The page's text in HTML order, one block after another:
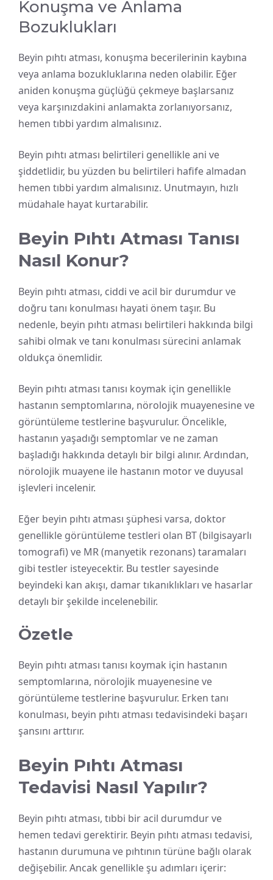
Konuşma ve Anlama
Bozuklukları
Beyin pıhtı atması, konuşma becerilerinin kaybına
veya anlama bozukluklarına neden olabilir. Eğer
aniden konuşma güçlüğü çekmeye başlarsanız
veya karşınızdakini anlamakta zorlanıyorsanız,
hemen tıbbi yardım almalısınız.
Beyin pıhtı atması belirtileri genellikle ani ve
şiddetlidir, bu yüzden bu belirtileri hafife almadan
hemen tıbbi yardım almalısınız. Unutmayın, hızlı
müdahale hayat kurtarabilir.
Beyin Pıhtı Atması Tanısı
Nasıl Konur?
Beyin pıhtı atması, ciddi ve acil bir durumdur ve
doğru tanı konulması hayati önem taşır. Bu
nedenle, beyin pıhtı atması belirtileri hakkında bilgi
sahibi olmak ve tanı konulması sürecini anlamak
oldukça önemlidir.
Beyin pıhtı atması tanısı koymak için genellikle
hastanın semptomlarına, nörolojik muayenesine ve
görüntüleme testlerine başvurulur. Öncelikle,
hastanın yaşadığı semptomlar ve ne zaman
başladığı hakkında detaylı bir bilgi alınır. Ardından,
nörolojik muayene ile hastanın motor ve duyusal
işlevleri incelenir.
Eğer beyin pıhtı atması şüphesi varsa, doktor
genellikle görüntüleme testleri olan BT (bilgisayarlı
tomografi) ve MR (manyetik rezonans) taramaları
gibi testler isteyecektir. Bu testler sayesinde
beyindeki kan akışı, damar tıkanıklıkları ve hasarlar
detaylı bir şekilde incelenebilir.
Özetle
Beyin pıhtı atması tanısı koymak için hastanın
semptomlarına, nörolojik muayenesine ve
görüntüleme testlerine başvurulur. Erken tanı
konulması, beyin pıhtı atması tedavisindeki başarı
şansını arttırır.
Beyin Pıhtı Atması
Tedavisi Nasıl Yapılır?
Beyin pıhtı atması, tıbbi bir acil durumdur ve
hemen tedavi gerektirir. Beyin pıhtı atması tedavisi,
hastanın durumuna ve pıhtının türüne bağlı olarak
değişebilir. Ancak genellikle şu adımları içerir: